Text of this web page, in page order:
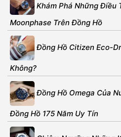
Khám Phá Những Điều
Moonphase Trên Đồng Hồ
Đồng Hồ Citizen Eco-
Không?
Đồng Hồ Omega Của
Đồng Hồ 175 Năm Uy Tín